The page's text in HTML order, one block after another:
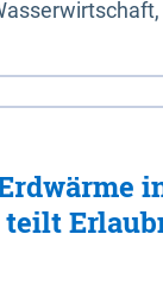
teilt